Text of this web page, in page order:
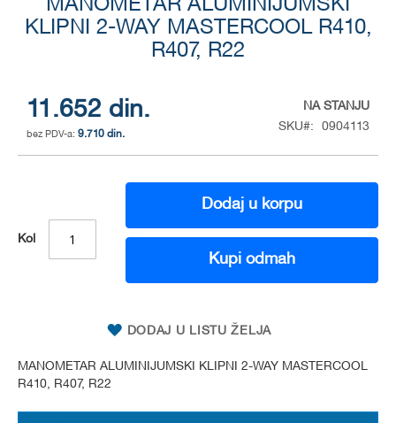
MANOMETAR ALUMINIJUMSKI
KLIPNI 2-WAY MASTERCOOL R410,
R407, R22
11.652 din.
9.710 din.
NA STANJU
SKU
0904113
Kol
Dodaj u korpu
Kupi odmah
DODAJ U LISTU ŽELJA
MANOMETAR ALUMINIJUMSKI KLIPNI 2-WAY MASTERCOOL
R410, R407, R22
the
beginning
gallery